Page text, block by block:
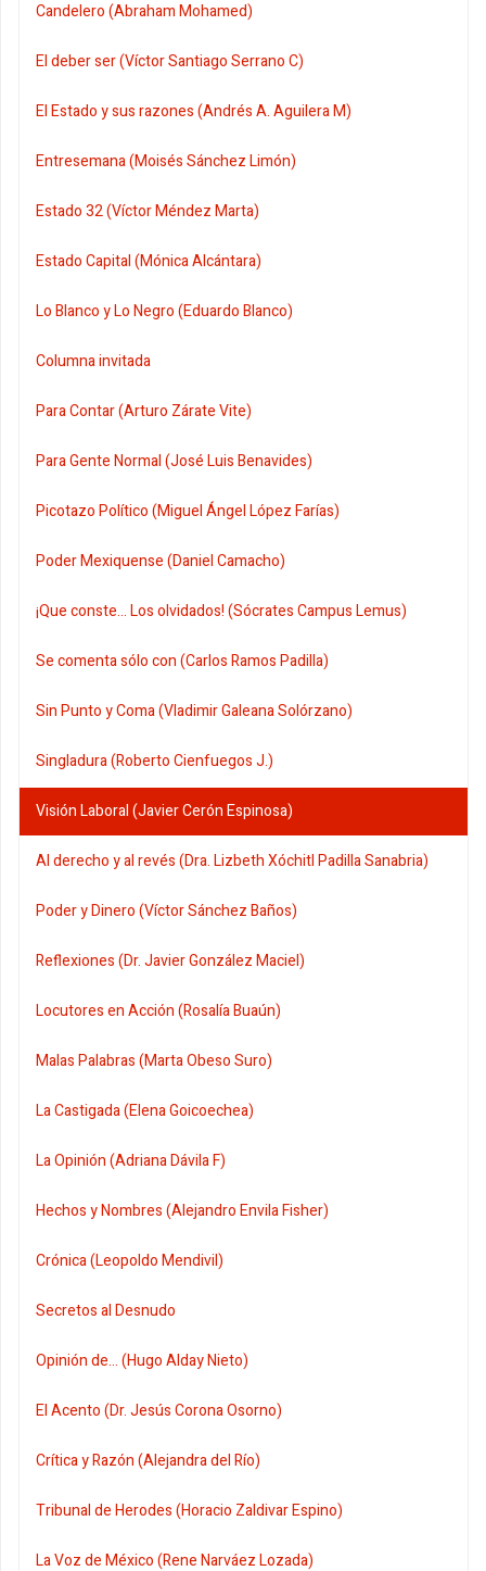
Candelero (Abraham Mohamed)
El deber ser (Víctor Santiago Serrano C)
El Estado y sus razones (Andrés A. Aguilera M)
Entresemana (Moisés Sánchez Limón)
Estado 32 (Víctor Méndez Marta)
Estado Capital (Mónica Alcántara)
Lo Blanco y Lo Negro (Eduardo Blanco)
Columna invitada
Para Contar (Arturo Zárate Vite)
Para Gente Normal (José Luis Benavides)
Picotazo Político (Miguel Ángel López Farías)
Poder Mexiquense (Daniel Camacho)
¡Que conste... Los olvidados! (Sócrates Campus Lemus)
Se comenta sólo con (Carlos Ramos Padilla)
Sin Punto y Coma (Vladimir Galeana Solórzano)
Singladura (Roberto Cienfuegos J.)
Visión Laboral (Javier Cerón Espinosa)
Al derecho y al revés (Dra. Lizbeth Xóchitl Padilla Sanabria)
Poder y Dinero (Víctor Sánchez Baños)
Reflexiones (Dr. Javier González Maciel)
Locutores en Acción (Rosalía Buaún)
Malas Palabras (Marta Obeso Suro)
La Castigada (Elena Goicoechea)
La Opinión (Adriana Dávila F)
Hechos y Nombres (Alejandro Envila Fisher)
Crónica (Leopoldo Mendivil)
Secretos al Desnudo
Opinión de... (Hugo Alday Nieto)
El Acento (Dr. Jesús Corona Osorno)
Crítica y Razón (Alejandra del Río)
Tribunal de Herodes (Horacio Zaldivar Espino)
La Voz de México (Rene Narváez Lozada)